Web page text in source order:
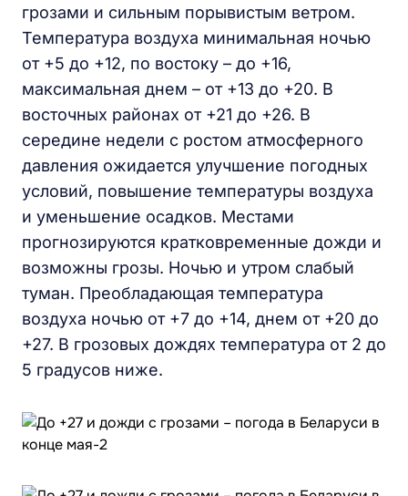
грозами и сильным порывистым ветром.
Температура воздуха минимальная ночью
от +5 до +12, по востоку – до +16,
максимальная днем – от +13 до +20. В
восточных районах от +21 до +26. В
середине недели с ростом атмосферного
давления ожидается улучшение погодных
условий, повышение температуры воздуха
и уменьшение осадков. Местами
прогнозируются кратковременные дожди и
возможны грозы. Ночью и утром слабый
туман. Преобладающая температура
воздуха ночью от +7 до +14, днем от +20 до
+27. В грозовых дождях температура от 2 до
5 градусов ниже.